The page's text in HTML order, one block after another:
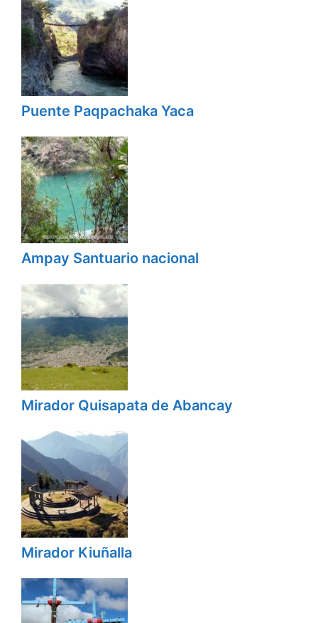
Puente Paqpachaka Yaca
Ampay Santuario nacional
Mirador Quisapata de Abancay
Mirador Kiuñalla